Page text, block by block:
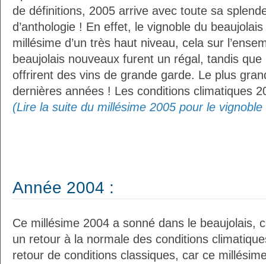
de définitions, 2005 arrive avec toute sa
d’anthologie ! En effet, le vignoble du
millésime d’un très haut niveau, cela sur
beaujolais nouveaux furent un régal, tandis
offrirent des vins de grande garde. Le plus
dernières années ! Les conditions climatiques
(Lire la suite du millésime 2005 pour le
Année 2004 :
Ce millésime 2004 a sonné dans le beaujolais,
un retour à la normale des conditions
retour de conditions classiques, car ce